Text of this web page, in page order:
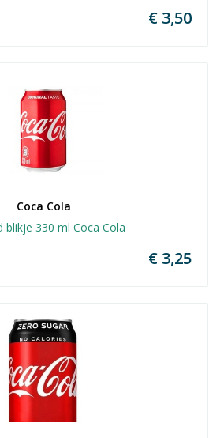
€ 3,50
Coca Cola
blikje 330 ml Coca Cola
€ 3,25